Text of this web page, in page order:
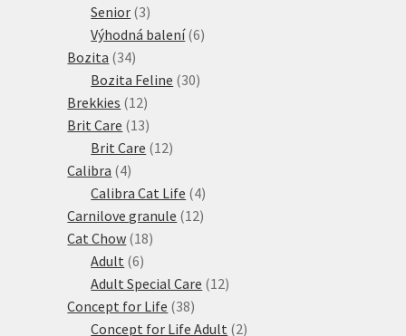
produkty
Senior 33
produkty
Výhodná balení 66
Bozita 3434
produktů
Bozita Feline 3030
Brekkies 1212
produktů
Brit Care 1313
produktů
Brit Care 1212
Calibra 44
produkty
Calibra Cat Life 44
produkty
Carnilove granule 1212
Cat Chow 1818
Adult 66
produktů
Adult Special Care 1212
Concept for Life 3838
produktů
Concept for Life Adult 22